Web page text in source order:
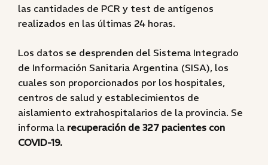
las cantidades de PCR y test de antígenos
realizados en las últimas 24 horas.
Los datos se desprenden del Sistema Integrado
de Información Sanitaria Argentina (SISA), los
cuales son proporcionados por los hospitales,
centros de salud y establecimientos de
aislamiento extrahospitalarios de la provincia. Se
informa la recuperación de 327 pacientes con
COVID-19.